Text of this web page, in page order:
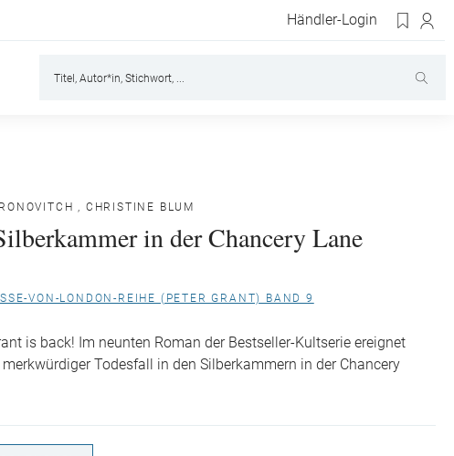
Händler-Login
, CHRISTINE BLUM
in der Chancery Lane
VON-LONDON-REIHE (PETER GRANT) BAND 9
is back! Im neunten Roman der Bestseller-Kultserie ereignet
Todesfall in den Silberkammern in der Chancery